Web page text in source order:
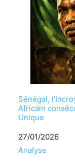
Sénégal,
Africain
Unique
Date
27/01/2026
Par rapport à
Analyse